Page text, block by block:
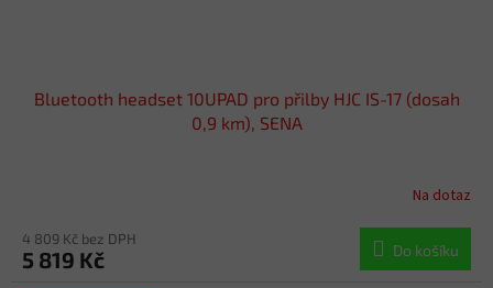
Bluetooth headset 10UPAD pro přilby HJC IS-17 (dosah
0,9 km), SENA
Na dotaz
4 809 Kč bez DPH
5 819 Kč Do košíku